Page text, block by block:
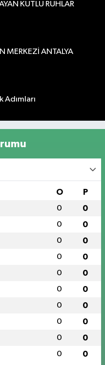
KUTLU RUHLAR
MERKEZİ ANTALYA
Adımları
O P
0 0
0 0
0 0
0 0
0 0
0 0
0 0
0 0
0 0
0 0